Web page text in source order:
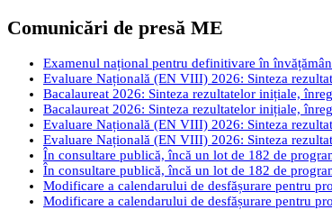
Comunicări de presă ME
Examenul național pentru definitivare în
Evaluare Națională (EN VIII) 2026: Sinteza
Bacalaureat 2026: Sinteza rezultatelor inițiale,
Bacalaureat 2026: Sinteza rezultatelor inițiale,
Evaluare Națională (EN VIII) 2026: Sinteza
Evaluare Națională (EN VIII) 2026: Sinteza
În consultare publică, încă un lot de 182 de
În consultare publică, încă un lot de 182 de
Modificare a calendarului de desfășurare pentru
Modificare a calendarului de desfășurare pentru